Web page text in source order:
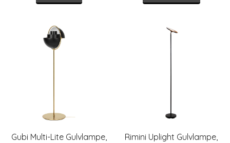
Gubi Multi-Lite Gulvlampe,
Rimini Uplight Gulvlampe,